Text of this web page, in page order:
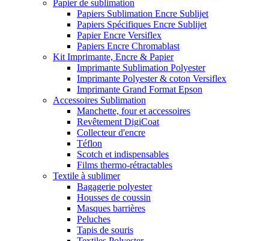
Papier de sublimation
Papiers Sublimation Encre Sublijet
Papiers Spécifiques Encre Sublijet
Papier Encre Versiflex
Papiers Encre Chromablast
Kit Imprimante, Encre & Papier
Imprimante Sublimation Polyester
Imprimante Polyester & coton Versiflex
Imprimante Grand Format Epson
Accessoires Sublimation
Manchette, four et accessoires
Revêtement DigiCoat
Collecteur d'encre
Téflon
Scotch et indispensables
Films thermo-rétractables
Textile à sublimer
Bagagerie polyester
Housses de coussin
Masques barrières
Peluches
Tapis de souris